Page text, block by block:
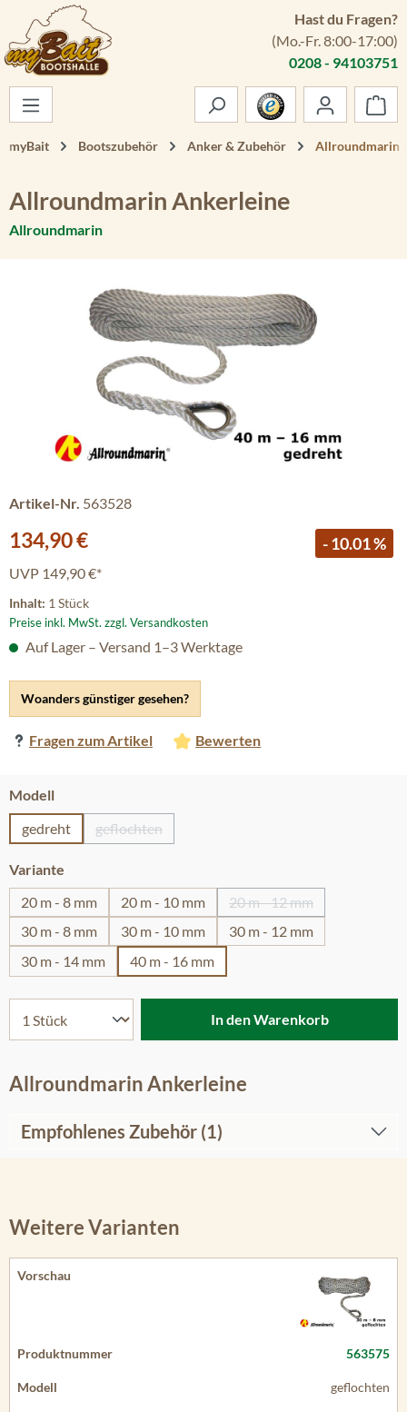
Zum Hauptinhalt springen
Hast du Fragen?
(Mo.-Fr. 8:00-17:00)
0208 - 94103751
myBait Bootszubehör Anker & Zubehör Allroundmarin
Allroundmarin Ankerleine
Allroundmarin
Artikel-Nr. 563528
Verkaufspreis:
134,90 € - 10.01 %
UVP 149,90 €*
Inhalt: 1 Stück
Preise inkl. MwSt. zzgl. Versandkosten
Woanders günstiger gesehen?
Fragen zum Artikel Bewerten
Auf Lager – Versand 1–3 Werktage
Modellauswählen
gedreht
geflochten
(Diese Option ist zurzeit nicht verfügbar.)
Variante
20 m - 8 mm
20 m - 10 mm 20 m - 12 mm
(Diese Option ist
30 m - 8 mm 30 m - 10 mm
30 m - 12 mm
30 m - 14 mm
40 m - 16 mm
In den Warenkorb
Allroundmarin Ankerleine
Empfohlenes Zubehör (1)
Weitere Varianten
563575
geflochten